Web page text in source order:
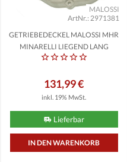
ArtNr.: 2971381
MALOSSI
GETRIEBEDECKEL MALOSSI MHR
MINARELLI LIEGEND LANG
131,99 €
inkl. 19% MwSt.
Lieferbar